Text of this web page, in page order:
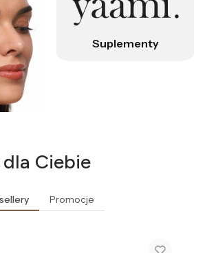
Suplementy
Ciebie
Promocje